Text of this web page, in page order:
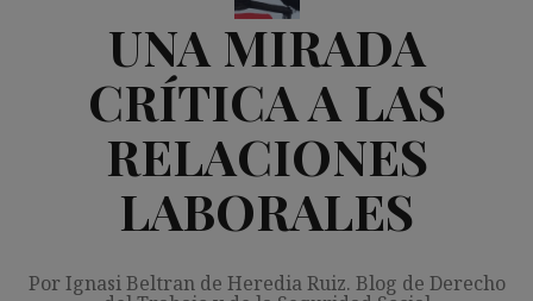
UNA MIRADA
CRÍTICA A LAS
RELACIONES
LABORALES
Por Ignasi Beltran de Heredia Ruiz. Blog de Derecho